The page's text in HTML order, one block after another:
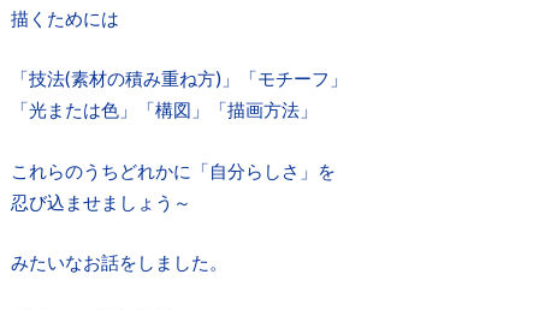
描くためには
「技法(素材の積み重ね方)」「モチーフ」
「光または色」「構図」「描画方法」
これらのうちどれかに「自分らしさ」を
忍び込ませましょう～
みたいなお話をしました。